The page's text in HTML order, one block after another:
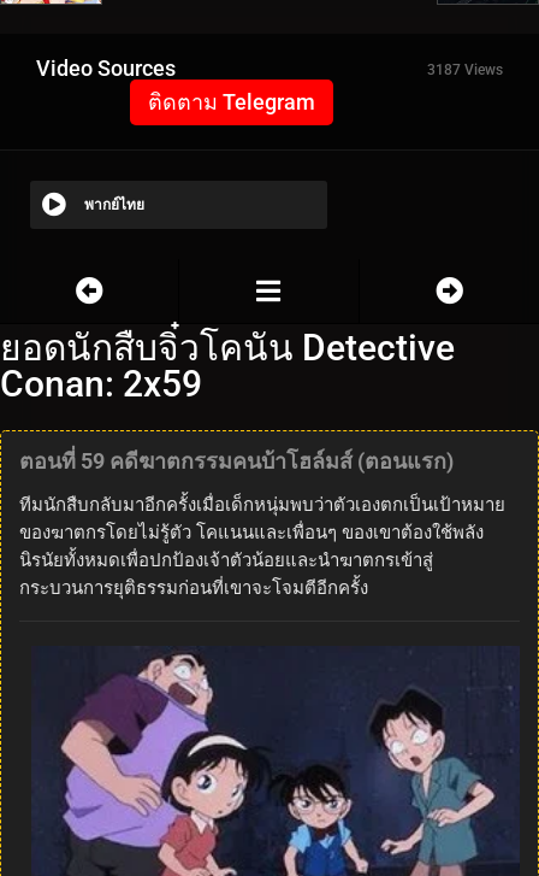
Video Sources 3187 Views
ติดตาม Telegram
พากย์ไทย
ยอดนักสืบจิ๋วโคนัน Detective
Conan: 2x59
ตอนที่ 59 คดีฆาตกรรมคนบ้าโฮล์มส์ (ตอนแรก)
ทีมนักสืบกลับมาอีกครั้งเมื่อเด็กหนุ่มพบว่าตัวเองตกเป็นเป้าหมาย
ของฆาตกรโดยไม่รู้ตัว โคแนนและเพื่อนๆ ของเขาต้องใช้พลัง
นิรนัยทั้งหมดเพื่อปกป้องเจ้าตัวน้อยและนำฆาตกรเข้าสู่
กระบวนการยุติธรรมก่อนที่เขาจะโจมตีอีกครั้ง